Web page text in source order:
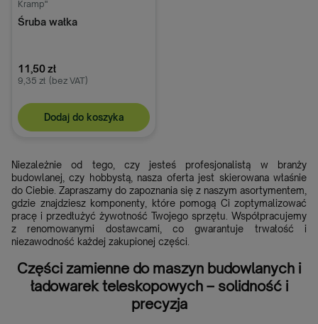
Kramp"
Śruba wałka
11,50 zł
9,35 zł (bez VAT)
Dodaj do koszyka
Niezależnie od tego, czy jesteś profesjonalistą w branży
budowlanej, czy hobbystą, nasza oferta jest skierowana właśnie
do Ciebie. Zapraszamy do zapoznania się z naszym asortymentem,
gdzie znajdziesz komponenty, które pomogą Ci zoptymalizować
pracę i przedłużyć żywotność Twojego sprzętu. Współpracujemy
z renomowanymi dostawcami, co gwarantuje trwałość i
niezawodność każdej zakupionej części.
Części zamienne do maszyn budowlanych i
ładowarek teleskopowych – solidność i
precyzja